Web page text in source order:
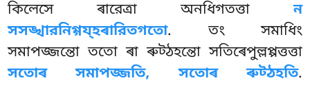
কিলেসে ৰারেত্ৰা অনধিগতত্তান
সসঙ্খারনিগ্গয্হৰারিতগতো. তং সমাধিং
সমাপজ্জন্তো ততো ৰা ৰুট্ঠহন্তো সতিৰেপুল্লপ্পত্তত্তা
সতোৰ সমাপজ্জতি, সতোৰ ৰুট্ঠহতি.